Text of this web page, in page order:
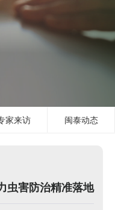
家来访 闽泰动态
虫害防治精准落地